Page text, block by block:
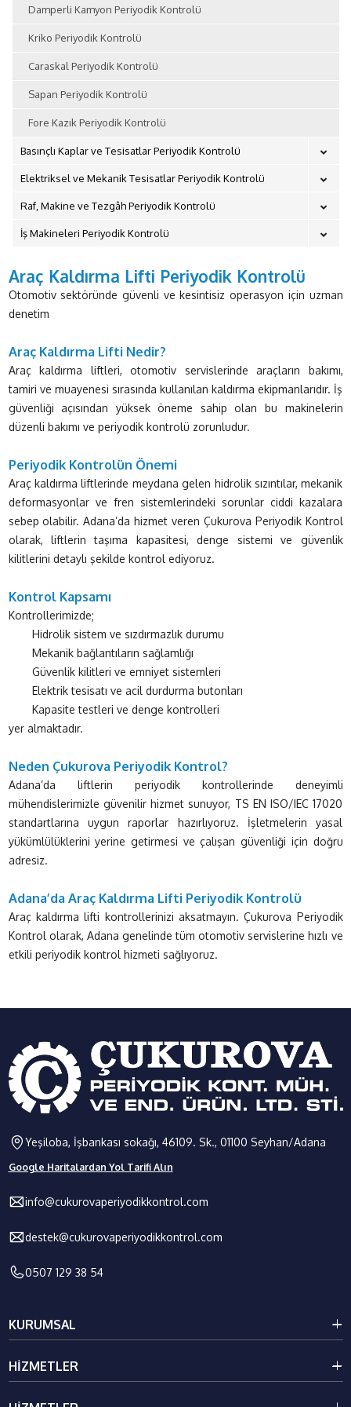
Damperli Kamyon Periyodik Kontrolü
Kriko Periyodik Kontrolü
Caraskal Periyodik Kontrolü
Sapan Periyodik Kontrolü
Fore Kazık Periyodik Kontrolü
Basınçlı Kaplar ve Tesisatlar Periyodik Kontrolü
Elektriksel ve Mekanik Tesisatlar Periyodik Kontrolü
Raf, Makine ve Tezgâh Periyodik Kontrolü
İş Makineleri Periyodik Kontrolü
Araç Kaldırma Lifti Periyodik Kontrolü
Otomotiv sektöründe güvenli ve kesintisiz operasyon için uzman
denetim
Araç Kaldırma Lifti Nedir?
Araç kaldırma liftleri, otomotiv servislerinde araçların bakımı,
tamiri ve muayenesi sırasında kullanılan kaldırma ekipmanlarıdır. İş
güvenliği açısından yüksek öneme sahip olan bu makinelerin
düzenli bakımı ve periyodik kontrolü zorunludur.
Periyodik Kontrolün Önemi
Araç kaldırma liftlerinde meydana gelen hidrolik sızıntılar, mekanik
deformasyonlar ve fren sistemlerindeki sorunlar ciddi kazalara
sebep olabilir. Adana’da hizmet veren Çukurova Periyodik Kontrol
olarak, liftlerin taşıma kapasitesi, denge sistemi ve güvenlik
kilitlerini detaylı şekilde kontrol ediyoruz.
Kontrol Kapsamı
Kontrollerimizde;
Hidrolik sistem ve sızdırmazlık durumu
Mekanik bağlantıların sağlamlığı
Güvenlik kilitleri ve emniyet sistemleri
Elektrik tesisatı ve acil durdurma butonları
Kapasite testleri ve denge kontrolleri
yer almaktadır.
Neden Çukurova Periyodik Kontrol?
Adana’da liftlerin periyodik kontrollerinde deneyimli
mühendislerimizle güvenilir hizmet sunuyor, TS EN ISO/IEC 17020
standartlarına uygun raporlar hazırlıyoruz. İşletmelerin yasal
yükümlülüklerini yerine getirmesi ve çalışan güvenliği için doğru
adresiz.
Adana’da Araç Kaldırma Lifti Periyodik Kontrolü
Araç kaldırma lifti kontrollerinizi aksatmayın. Çukurova Periyodik
Kontrol olarak, Adana genelinde tüm otomotiv servislerine hızlı ve
etkili periyodik kontrol hizmeti sağlıyoruz.
Yeşiloba, İşbankası sokağı, 46109. Sk., 01100 Seyhan/Adana
Google Haritalardan Yol Tarifi Alın
info@cukurovaperiyodikkontrol.com
destek@cukurovaperiyodikkontrol.com
0507 129 38 54
KURUMSAL
Kurumsal
Galeri
HIZMETLER
Kaldırma İletme Ekipmanları Periyodik Kontrolü